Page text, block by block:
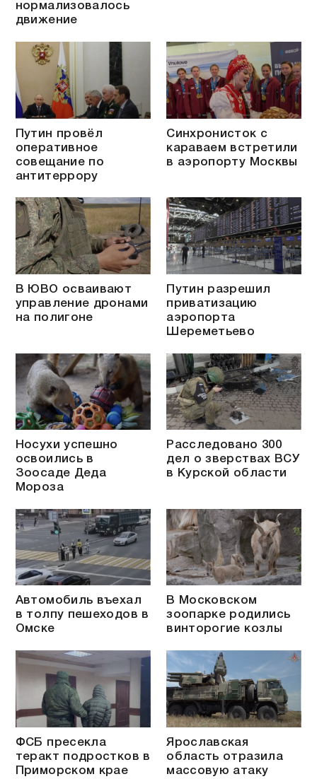
нормализовалось
движение
Путин провёл
оперативное
совещание по
антитеррору
Синхронисток с
караваем встретили
в аэропорту Москвы
В ЮВО осваивают
управление дронами
на полигоне
Путин разрешил
приватизацию
аэропорта
Шереметьево
Носухи успешно
освоились в
Зоосаде Деда
Мороза
Расследовано 300
дел о зверствах ВСУ
в Курской области
Автомобиль въехал
в толпу пешеходов в
Омске
В Московском
зоопарке родились
винторогие козлы
ФСБ пресекла
теракт подростков в
Приморском крае
Ярославская
область отразила
массовую атаку